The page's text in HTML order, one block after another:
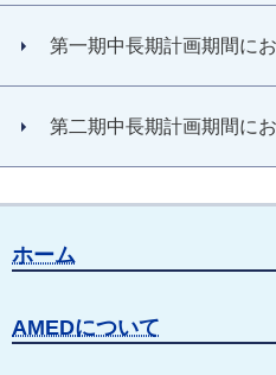
第一期中長期計画期間に
第二期中長期計画期間に
ホーム
AMEDについて